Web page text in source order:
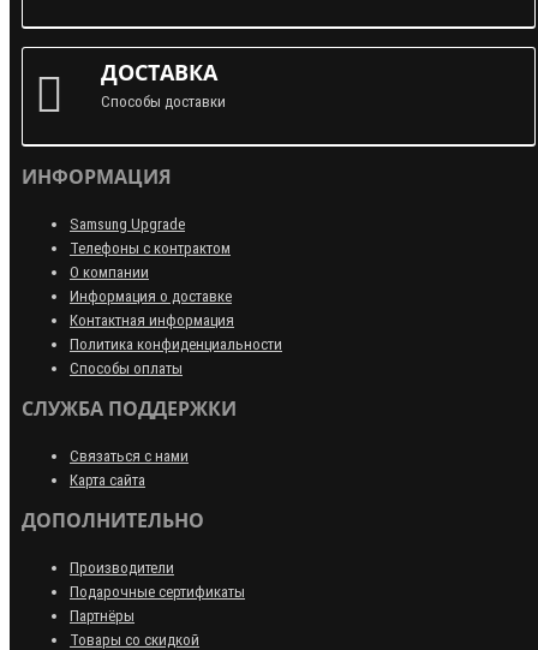
ДОСТАВКА
Способы доставки
ИНФОРМАЦИЯ
Samsung Upgrade
Телефоны с контрактом
О компании
Информация о доставке
Контактная информация
Политика конфиденциальности
Способы оплаты
СЛУЖБА ПОДДЕРЖКИ
Связаться с нами
Карта сайта
ДОПОЛНИТЕЛЬНО
Производители
Подарочные сертификаты
Партнёры
Товары со скидкой